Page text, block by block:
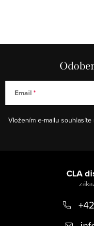
Email
Vložením e-mailu souhlasíte
CLA